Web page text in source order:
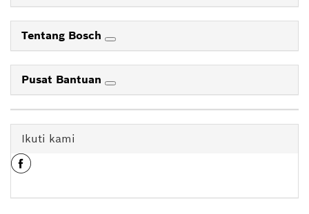
Tentang Bosch
Pusat Bantuan
Ikuti kami